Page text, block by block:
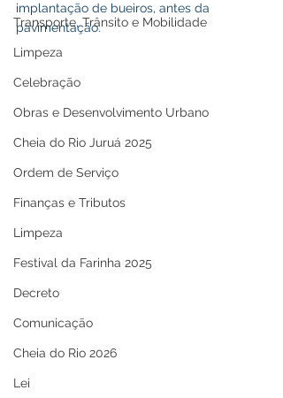
Transporte, Trânsito e Mobilidade
Limpeza
Celebração
Obras e Desenvolvimento Urbano
Cheia do Rio Juruá 2025
Ordem de Serviço
Finanças e Tributos
Limpeza
Festival da Farinha 2025
Decreto
Comunicação
Cheia do Rio 2026
Lei
implantação de bueiros, antes da
pavimentação.